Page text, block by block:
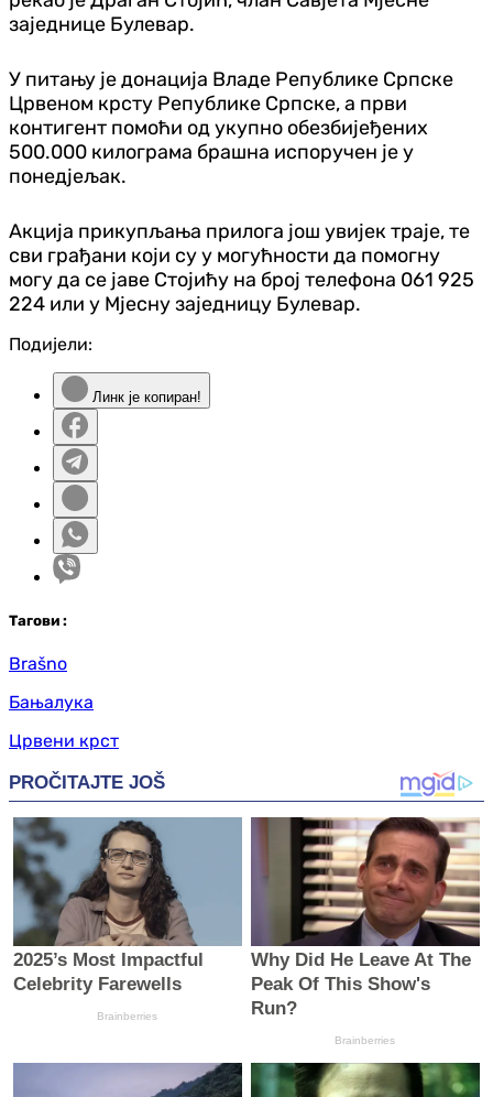
заједнице Булевар.
У питању је донација Владе Републике Српске
Црвеном крсту Републике Српске, а први
контигент помоћи од укупно обезбијеђених
500.000 килограма брашна испоручен је у
понедјељак.
Акција прикупљања прилога још увијек траје, те
сви грађани који су у могућности да помогну
могу да се јаве Стојићу на број телефона 061 925
224 или у Мјесну заједницу Булевар.
Подијели:
Линк је копиран!
Тагови :
Brašno
Бањалука
Црвени крст